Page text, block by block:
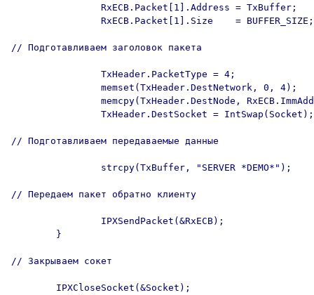
                RxECB.Packet[1].Address = TxBuffer;
                RxECB.Packet[1].Size    = BUFFER_SIZE;
// Подготавливаем заголовок пакета
                TxHeader.PacketType = 4;
                memset(TxHeader.DestNetwork, 0, 4);
memcpy(TxHeader.DestNode,
                TxHeader.DestSocket = IntSwap(Socket);
// Подготавливаем передаваемые данные
                strcpy(TxBuffer, "SERVER *DEMO*");
// Передаем пакет обратно клиенту
                IPXSendPacket(&RxECB);
        }
// Закрываем сокет
        IPXCloseSocket(&Socket);